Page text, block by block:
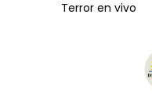
Terror en vivo